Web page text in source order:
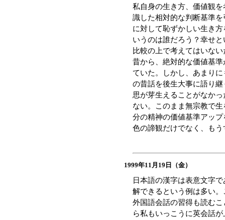
私自身の生き方、価値観
識した相対的な判断基準
に対して恥ずかしい生き
いうのは誰だろう？幸せ
比較の上で考えてはいな
昔から、絶対的な価値基
ていた。しかし、あまり
の昔話を後生大事に語り
思が芽生えることがなか
ない。このまま無宗教で
分の精神の価値基準アッ
色の諦観だけでなく、も
1999年11月19日（金）
日本語の漢字は表意文字
解できるという例は多い
外国語会話の習得も読む
ら私もいっこうに英会話